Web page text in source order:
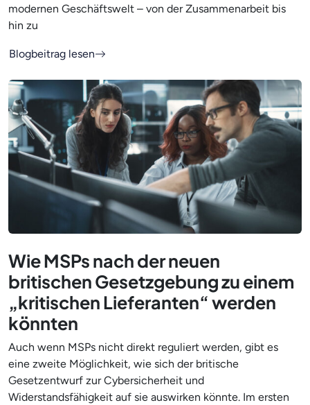
modernen Geschäftswelt – von der Zusammenarbeit bis
hin zu
Blogbeitrag lesen
Wie MSPs nach der neuen
britischen Gesetzgebung zu einem
„kritischen Lieferanten“ werden
könnten
Auch wenn MSPs nicht direkt reguliert werden, gibt es
eine zweite Möglichkeit, wie sich der britische
Gesetzentwurf zur Cybersicherheit und
Widerstandsfähigkeit auf sie auswirken könnte. Im ersten